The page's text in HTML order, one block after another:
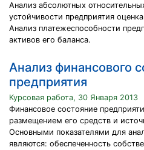
Анализ абсолютных
устойчивости предприятия
Анализ платежеспособности
активов его баланса.
Анализ финансового
предприятия
Курсовая работа, 30 Января 2013
Финансовое состояние
размещением его средств и
Основными показателями для
являются: обеспеченность